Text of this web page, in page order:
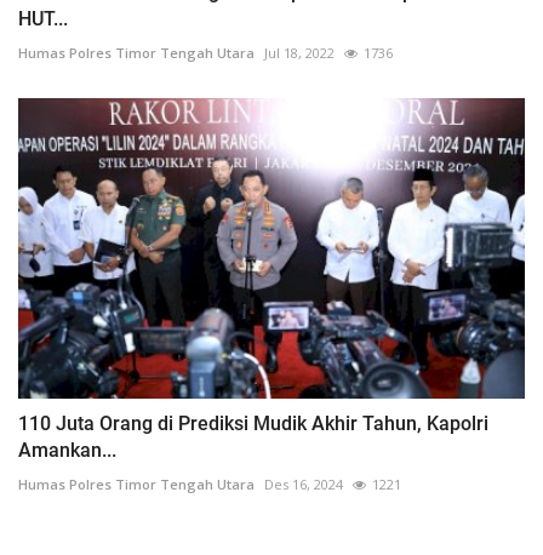
HUT...
Humas Polres Timor Tengah Utara Jul 18, 2022 1736
110 Juta Orang di Prediksi Mudik Akhir Tahun, Kapolri
Amankan...
Humas Polres Timor Tengah Utara Des 16, 2024 1221